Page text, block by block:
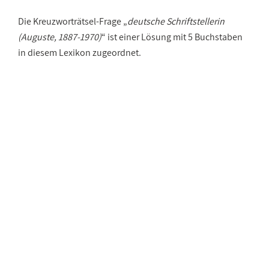
Die Kreuzworträtsel-Frage „deutsche Schriftstellerin
(Auguste, 1887-1970)“ ist einer Lösung mit 5 Buchstaben
in diesem Lexikon zugeordnet.